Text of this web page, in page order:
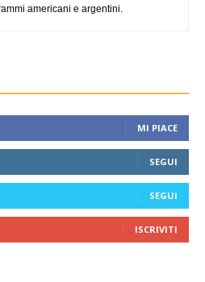
americani e argentini.
MI PIACE
SEGUI
SEGUI
ISCRIVITI